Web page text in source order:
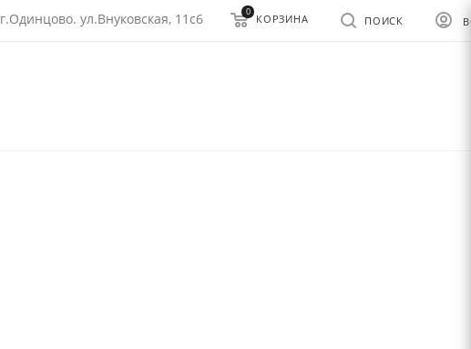
г.Одинцово. ул.Внуковская, 11с6 ПОИСК
0
КОРЗИНА